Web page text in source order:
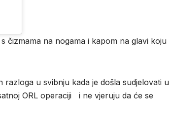
čizmama na nogama i kapom na glavi koju
razloga u svibnju kada je došla sudjelovati u
ORL operaciji i ne vjeruju da će se